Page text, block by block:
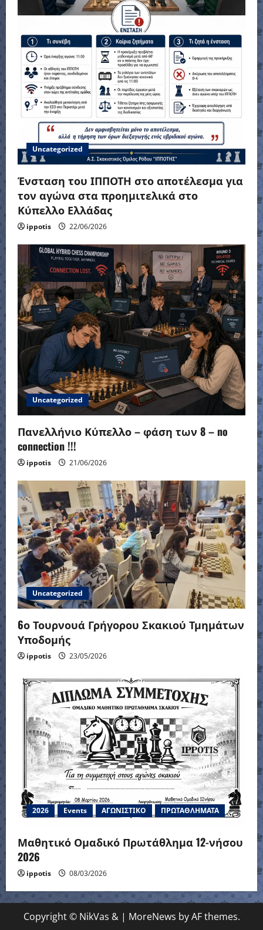
Uncategorized
Ένσταση του ΙΠΠΟΤΗ στο αποτέλεσμα για
τον αγώνα στα προημιτελικά στο
Κύπελλο Ελλάδας
ippotis 22/06/2026
Uncategorized
Πανελλήνιο Κύπελλο – φάση των 8 – no
connection !!!
ippotis 21/06/2026
Uncategorized
6ο Τουρνουά Γρήγορου Σκακιού Τμημάτων
Υποδομής
ippotis 23/05/2026
2026 Events ΑΓΩΝΙΣΤΙΚΟ ΠΡΩΤΑΘΛΗΜΑΤΑ
Μαθητικό Ομαδικό Πρωτάθλημα 12-νήσου
2026
ippotis 08/03/2026
Copyright © NikVas & | MoreNews by AF themes.